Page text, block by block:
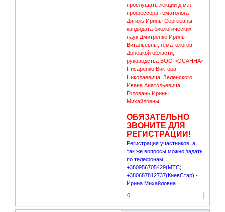
прослушать лекции д.м.н.
профессора-гематолога
Дягиль Ирины Сергеевны,
кандидата биологических
наук Дмитренко Ирины
Витальевны, гематологов
Донецкой области,
руководства ВОО «ОСАННА»
Писаренко Виктора
Николаевича, Зеленского
Ивана Анатольевича,
Головань Ирины
Михайловны.
ОБЯЗАТЕЛЬНО
ЗВОНИТЕ ДЛЯ
РЕГИСТРАЦИИ!
Регистрация участников, а
так же вопросы можно задать
по телефонам:
+380956705429(МТС)
+380687812737(КиевСтар) -
Ирина Михайловна
0